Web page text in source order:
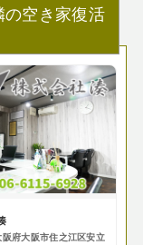
空き家復活
阪府大阪市住之江区安立